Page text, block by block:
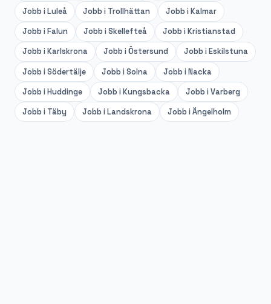
Jobb iLuleå Jobb i Trollhättan Jobb iKalmar
Jobb iFalun Jobb iSkellefteå Jobb iKristianstad
Jobb iKarlskrona Jobb iÖstersund Jobb iEskilstuna
Jobb iSödertälje Jobb iSolna Jobb iNacka
Jobb iHuddinge Jobb iKungsbacka Jobb iVarberg
Jobb i Täby Jobb iLandskrona Jobb iÄngelholm